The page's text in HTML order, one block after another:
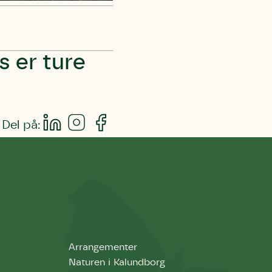
er ture
Del på:
Arrangementer
Naturen i Kalundborg
samtykke ved